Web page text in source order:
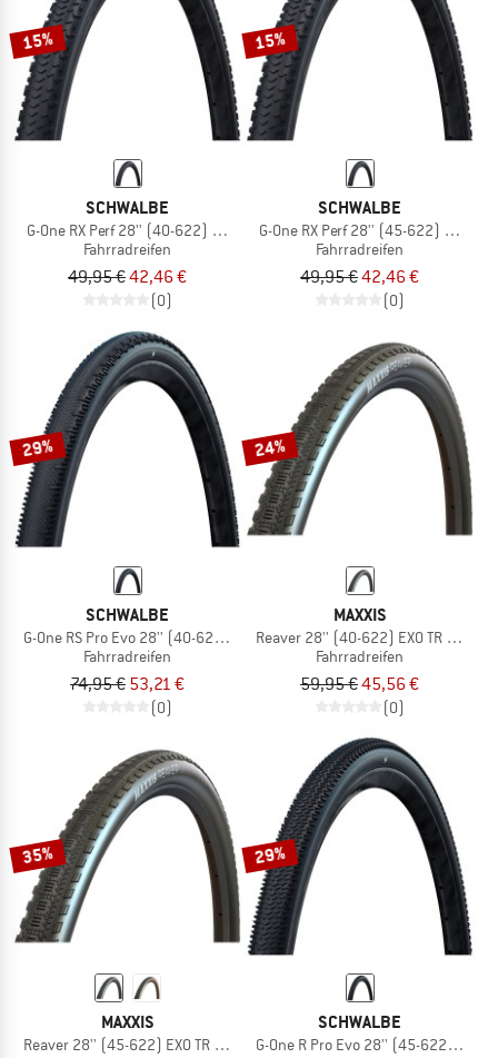
15%
SCHWALBE
G-One RX Perf 28'' (40-622) RaceGuard TLR
Fahrradreifen
49,95 €42,46 €
(0)
15%
SCHWALBE
G-One RX Perf 28'' (45-622)
Fahrradreifen
49,95 €42,46 €
(0)
29%
SCHWALBE
G-One RS Pro Evo 28'' (40-622) V-G TLR
Fahrradreifen
74,95 € 53,21 €
(0)
24%
MAXXIS
Reaver 28'' (40-622) EXO TR HYPR-X
Fahrradreifen
59,95 €45,56 €
(0)
35%
MAXXIS
Reaver 28'' (45-622) EXO TR HYPR-X
29%
SCHWALBE
G-One R Pro Evo 28'' (45-622) V-G